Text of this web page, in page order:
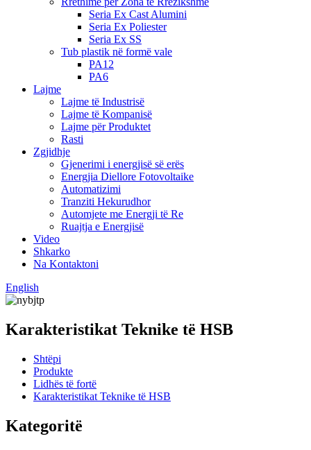
Seria Ex Cast Alumini
Seria Ex Poliester
Seria Ex SS
Tub plastik në formë vale
PA12
PA6
Lajme
Lajme të Industrisë
Lajme të Kompanisë
Lajme për Produktet
Rasti
Zgjidhje
Gjenerimi i energjisë së erës
Energjia Diellore Fotovoltaike
Automatizimi
Tranziti Hekurudhor
Automjete me Energji të Re
Ruajtja e Energjisë
Video
Shkarko
Na Kontaktoni
English
Karakteristikat Teknike të HSB
Shtëpi
Produkte
Lidhës të fortë
Karakteristikat Teknike të HSB
Kategoritë